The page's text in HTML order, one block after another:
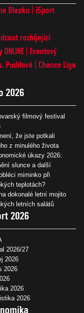
Blesku
iSport
rozbíjející
Eventový
Pudilová
Chance Liga
2026
filmový festival
že jste potkali
z minulého života
úkazy 2026:
slunce a další
miminko při
teplotách?
dokonalé letní mojito
letních salátů
2026
2026/27
2026
2026
2026
2026